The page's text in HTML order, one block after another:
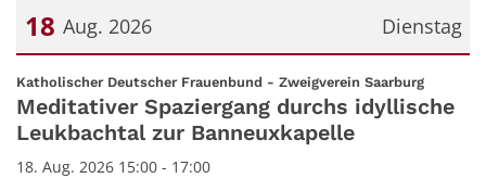
Dienstag
18 Aug. 2026
Datum: 18. August 2026
Katholischer Deutscher Frauenbund - Zweigverein Saarburg:
Meditativer Spaziergang durchs idyllische
Leukbachtal zur Banneuxkapelle
18. Aug. 2026 15:00 - 17:00